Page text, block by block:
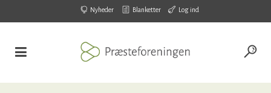
Nyheder Blanketter Log ind